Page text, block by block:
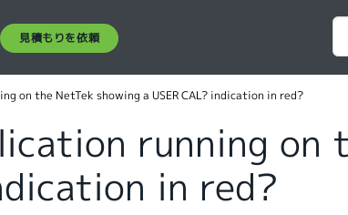
見積もりを依頼
on the NetTek showing a USER CAL? indication in red?
running on
in red?